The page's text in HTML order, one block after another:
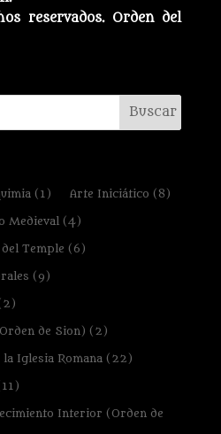
reservados. Orden del
(1) Arte Iniciático (8)
Medieval (4)
Temple (6)
(9)
de Sion) (2)
Iglesia Romana (22)
Interior (Orden de